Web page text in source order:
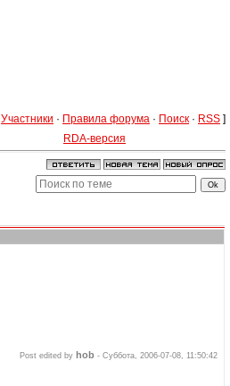
Участники · Правила форума · Поиск · RSS ]
RDA-версия
Post edited by hob - Суббота, 2006-07-08, 11:50:42